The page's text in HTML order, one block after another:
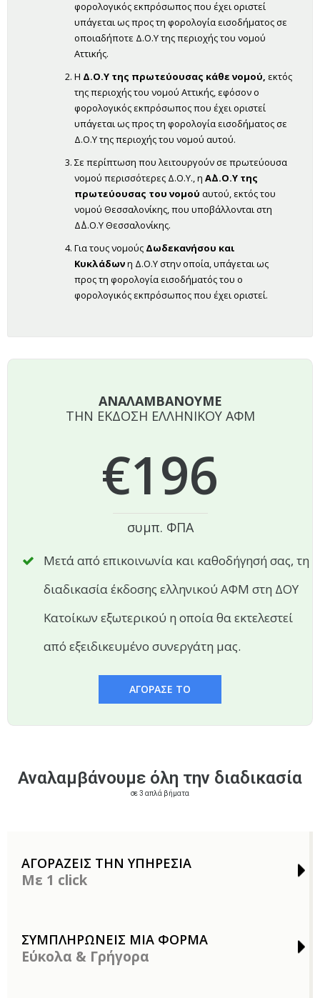
φορολογικός εκπρόσωπος που έχει οριστεί
υπάγεται ως προς τη φορολογία εισοδήματος σε
οποιαδήποτε Δ.Ο.Υ της περιοχής του νομού
Αττικής.
Η Δ.Ο.Υ της πρωτεύουσας κάθε νομού, εκτός
της περιοχής του νομού Αττικής, εφόσον ο
φορολογικός εκπρόσωπος που έχει οριστεί
υπάγεται ως προς τη φορολογία εισοδήματος σε
Δ.Ο.Υ της περιοχής του νομού αυτού.
Σε περίπτωση που λειτουργούν σε πρωτεύουσα
νομού περισσότερες Δ.Ο.Υ., η Α΄Δ.Ο.Υ της
πρωτεύουσας του νομού αυτού, εκτός του
νομού Θεσσαλονίκης, που υποβάλλονται στη
Δ΄Δ.Ο.Υ Θεσσαλονίκης.
Για τους νομούς Δωδεκανήσου και
Κυκλάδωνη Δ.Ο.Υ στην οποία, υπάγεται ως
προς τη φορολογία εισοδήματός του ο
φορολογικός εκπρόσωπος που έχει οριστεί.
ΑΝΑΛΑΜΒΑΝΟΥΜΕ
ΤΗΝ ΕΚΔΟΣΗ ΕΛΛΗΝΙΚΟΥ ΑΦΜ
€196
συμπ. ΦΠΑ
Μετά από επικοινωνία και καθοδήγησή σας, τη
διαδικασία έκδοσης ελληνικού ΑΦΜ στη ΔΟΥ
Κατοίκων εξωτερικού η οποία θα εκτελεστεί
από εξειδικευμένο συνεργάτη μας.
ΑΓΟΡΑΣΕ ΤΟ
Αναλαμβάνουμε όλη την διαδικασία
σε 3 απλά βήματα
ΑΓΟΡΑΖΕΙΣ ΤΗΝ ΥΠΗΡΕΣΙΑ
Με 1 click
ΣΥΜΠΛΗΡΩΝΕΙΣ ΜΙΑ ΦΟΡΜΑ
Εύκολα & Γρήγορα